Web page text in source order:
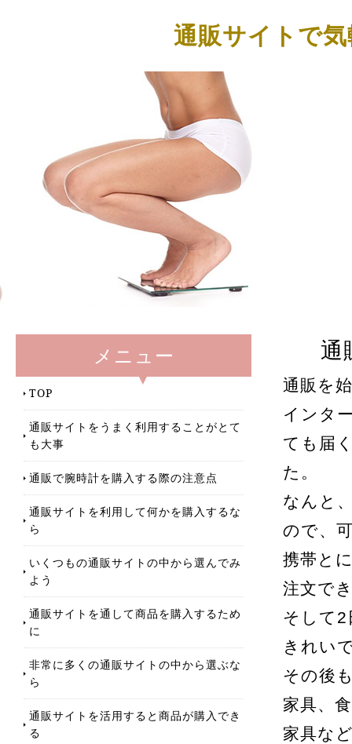
通販サイトで
通
通販を
インタ
ても届
た。
なんと
ので、
携帯と
注文で
そして2
きれい
その後
家具、
家具な
メニュー
TOP
通販サイトをうまく利用することがとて
も大事
通販で腕時計を購入する際の注意点
通販サイトを利用して何かを購入するな
ら
いくつもの通販サイトの中から選んでみ
よう
通販サイトを通して商品を購入するため
に
非常に多くの通販サイトの中から選ぶな
ら
通販サイトを活用すると商品が購入でき
る